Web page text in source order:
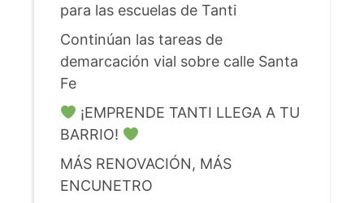
para las escuelas de Tanti
Continúan las tareas de
demarcación vial sobre calle Santa
Fe
¡EMPRENDE TANTI LLEGA A TU
BARRIO!
MÁS RENOVACIÓN, MÁS
ENCUNETRO